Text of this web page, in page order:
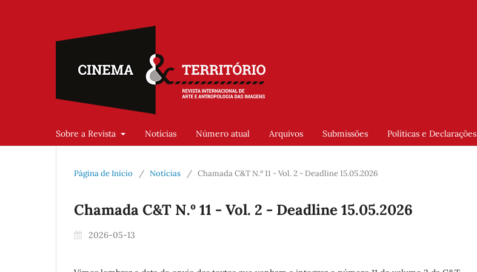
Sobre a Revista Notícias Número atual Arquivos Submissões Políticas e Declarações
Página de Início / Notícias / Chamada C&T N.º 11 - Vol. 2 - Deadline 15.05.2026
Chamada C&T N.º 11 - Vol. 2 - Deadline 15.05.2026
2026-05-13